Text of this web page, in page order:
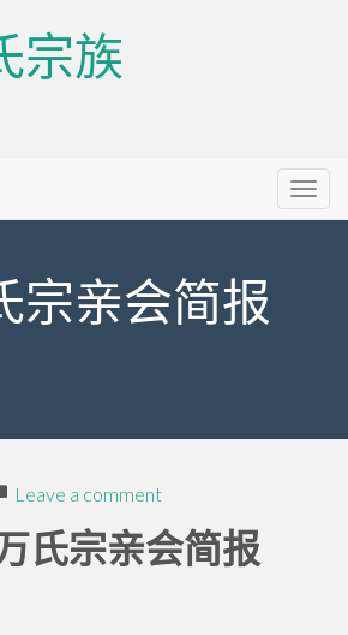
宗族
宗亲会简报
Leave a comment
宗亲会简报